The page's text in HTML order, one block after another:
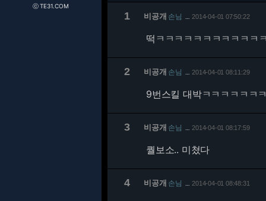
ⓒ TE31.COM
1 비공개 손님 2014-04-01 07:50:22
떡ㅋㅋㅋㅋㅋㅋㅋㅋㅋㅋㅋ
2 비공개 손님 2014-04-01 08:11:29
9번스킬 대박ㅋㅋㅋㅋㅋㅋ
3 비공개 손님 2014-04-01 08:17:59
퀄보소.. 미쳤다
4 비공개 손님 2014-04-01 08:48:31